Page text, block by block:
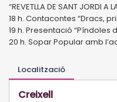
“REVETLLA DE SANT JORDI A
18 h. Contacontes “Dracs,
19 h. Presentació “Píndoles
20 h. Sopar Popular amb
Localització
Creixell